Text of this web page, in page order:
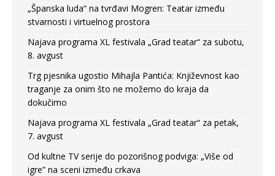
„Španska luda“ na tvrđavi Mogren: Teatar između
stvarnosti i virtuelnog prostora
Najava programa XL festivala „Grad teatar“ za subotu,
8. avgust
Trg pjesnika ugostio Mihajla Pantića: Književnost kao
traganje za onim što ne možemo do kraja da
dokučimo
Najava programa XL festivala „Grad teatar“ za petak,
7. avgust
Od kultne TV serije do pozorišnog podviga: „Više od
igre” na sceni između crkava